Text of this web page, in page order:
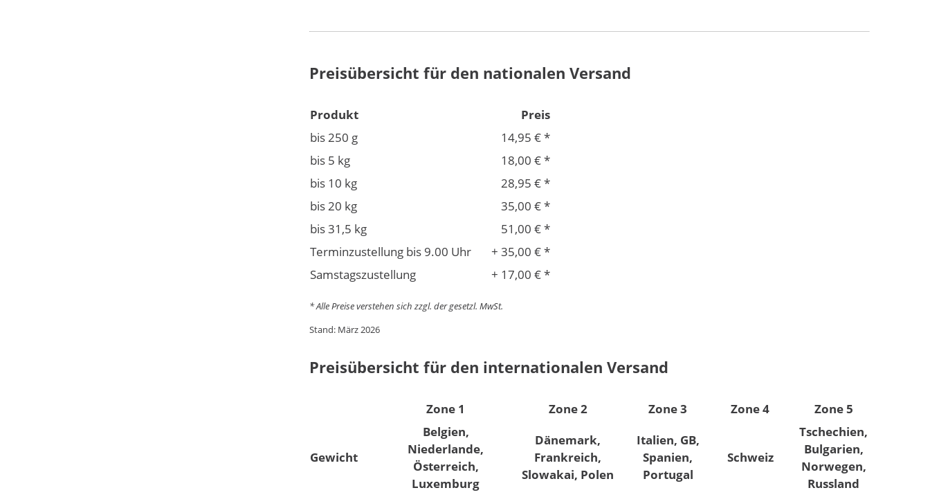
Preisübersicht für den nationalen Versand
Produkt
Preis
bis 250 g
14,95 € *
bis 5 kg
18,00 € *
bis 10 kg
28,95 € *
bis 20 kg
35,00 € *
bis 31,5 kg
51,00 € *
Terminzustellung bis 9.00 Uhr
+ 35,00 € *
Samstagszustellung
+ 17,00 € *
* Alle Preise verstehen sich zzgl. der gesetzl. MwSt.
Stand: März 2026
Preisübersicht für den internationalen Versand
Zone 1 Zone 2 Zone 3 Zone 4 Zone 5
Gewicht
Belgien,
Niederlande,
Österreich,
Luxemburg
Dänemark,
Frankreich,
Slowakai, Polen
Italien, GB,
Spanien,
Portugal
Schweiz
Tschechien,
Bulgarien,
Norwegen,
Russland